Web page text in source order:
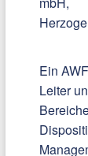
Ein
Leiter